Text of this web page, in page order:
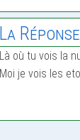
La Réponse
Là où tu vois la
Moi je vois les